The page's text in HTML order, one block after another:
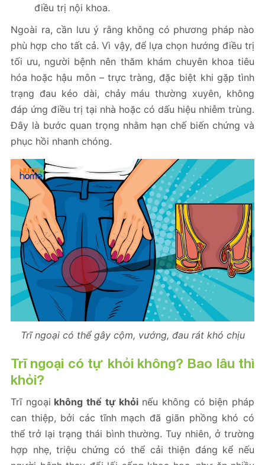
điều trị nội khoa.
Ngoài ra, cần lưu ý rằng không có phương pháp nào
phù hợp cho tất cả. Vì vậy, để lựa chọn hướng điều trị
tối ưu, người bệnh nên thăm khám chuyên khoa tiêu
hóa hoặc hậu môn – trực tràng, đặc biệt khi gặp tình
trạng đau kéo dài, chảy máu thường xuyên, không
đáp ứng điều trị tại nhà hoặc có dấu hiệu nhiễm trùng.
Đây là bước quan trọng nhằm hạn chế biến chứng và
phục hồi nhanh chóng.
Trĩ ngoại có thể gây cộm, vướng, đau rát khó chịu
Trĩ ngoại có tự khỏi không? Bao lâu thì
khỏi?
Trĩ ngoại không thể tự khỏinếu không có biện pháp
can thiệp, bởi các tĩnh mạch đã giãn phồng khó có
thể trở lại trạng thái bình thường. Tuy nhiên, ở trường
hợp nhẹ, triệu chứng có thể cải thiện đáng kể nếu